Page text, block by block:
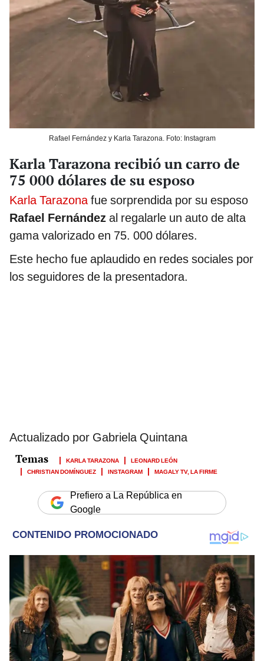
Rafael Fernández y Karla Tarazona. Foto: Instagram
Karla Tarazona recibió un carro de
75 000 dólares de su esposo
Karla Tarazonafue sorprendida por su esposo
Rafael Fernández al regalarle un auto de alta
gama valorizado en 75. 000 dólares.
Este hecho fue aplaudido en redes sociales por
los seguidores de la presentadora.
Actualizado por Gabriela Quintana
KARLA TARAZONA
LEONARD LEÓN
CHRISTIAN DOMÍNGUEZ
INSTAGRAM MAGALY TV, LA FIRME
Prefiero a La República en
Google